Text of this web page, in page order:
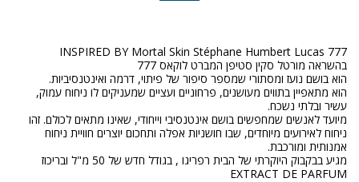
הוא מתאפיין בתווים מעושנים, פרחוניים ועציים שמעניקים לו ניחוח עמוק,
מיועד לאנשים שמחפשים בושם אינטנסיבי וייחודי, שאינו מתאים לכולם. זהו
ניחוח לאירועים מיוחדים, שבו חושניות אפלה ותחכום יוצרים חוויית ניחוח
מגיע בבקבוק היוקרתי של הבית רפריגו , בגודל חדש של 50 מ"ל ובריכוז
EXTRACT DE PARFUM